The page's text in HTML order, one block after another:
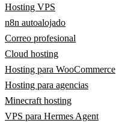
Hosting VPS
n8n autoalojado
Correo profesional
Cloud hosting
Hosting para WooCommerce
Hosting para agencias
Minecraft hosting
VPS para Hermes Agent